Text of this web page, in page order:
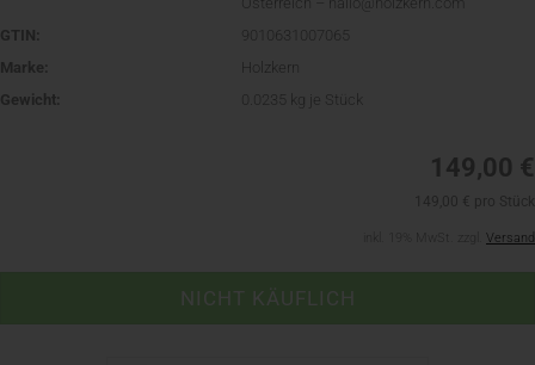
GTIN:
9010631007065
Marke:
Holzkern
Gewicht:
0.0235 kg je Stück
149,00 €
Versand